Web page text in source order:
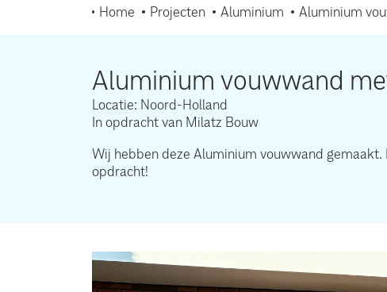
Home Projecten Aluminium Aluminium
Aluminium vouwwand
Locatie: Noord-Holland
In opdracht van Milatz Bouw
Wij hebben deze Aluminium vouwwand
opdracht!